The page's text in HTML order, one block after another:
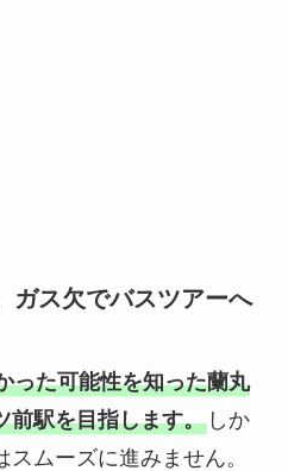
ガス欠でバスツアーへ
った可能性を知った蘭丸
前駅を目指します。しか
ムーズに進みません。